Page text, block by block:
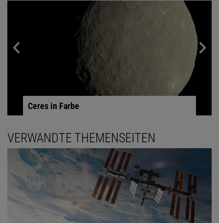
Ceres in Farbe
VERWANDTE THEMENSEITEN